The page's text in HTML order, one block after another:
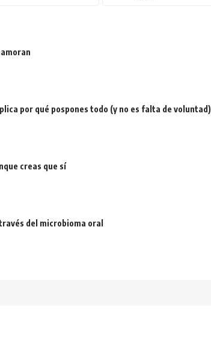
por qué pospones todo (y no es falta de voluntad)
creas que sí
del microbioma oral